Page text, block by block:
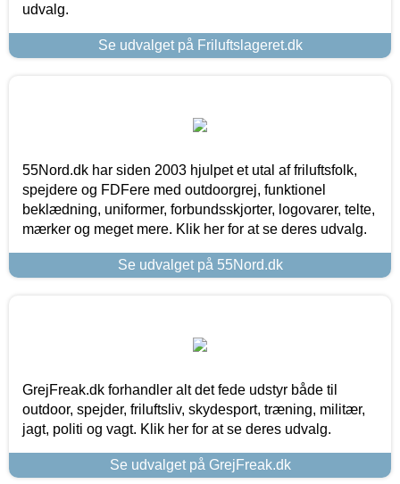
udvalg.
Se udvalget på Friluftslageret.dk
55Nord.dk har siden 2003 hjulpet et utal af friluftsfolk,
spejdere og FDFere med outdoorgrej, funktionel
beklædning, uniformer, forbundsskjorter, logovarer, telte,
mærker og meget mere. Klik her for at se deres udvalg.
Se udvalget på 55Nord.dk
GrejFreak.dk forhandler alt det fede udstyr både til
outdoor, spejder, friluftsliv, skydesport, træning, militær,
jagt, politi og vagt. Klik her for at se deres udvalg.
Se udvalget på GrejFreak.dk